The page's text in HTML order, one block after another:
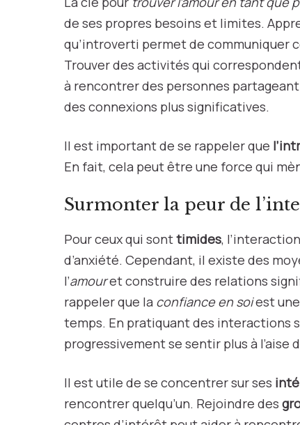
de ses propres besoins et limites.
qu’introverti permet de communiquer
Trouver des activités qui
à rencontrer des personnes
des connexions plus significatives.
Il est important de se rappeler que
En fait, cela peut être une force qui
Surmonter la peur de
Pour ceux qui sonttimides,
d’anxiété. Cependant, il existe des
l’amouret construire des relations
rappeler que la confiance en soiest
temps. En pratiquant des interactions
progressivement se sentir plus à l’aise
Il est utile de se concentrer sur ses
rencontrer quelqu’un. Rejoindre des